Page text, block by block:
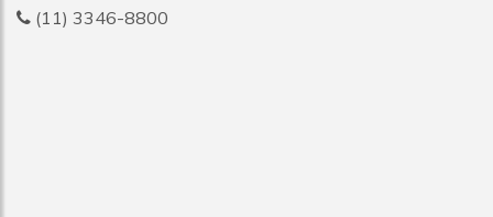
(11) 3346-8800